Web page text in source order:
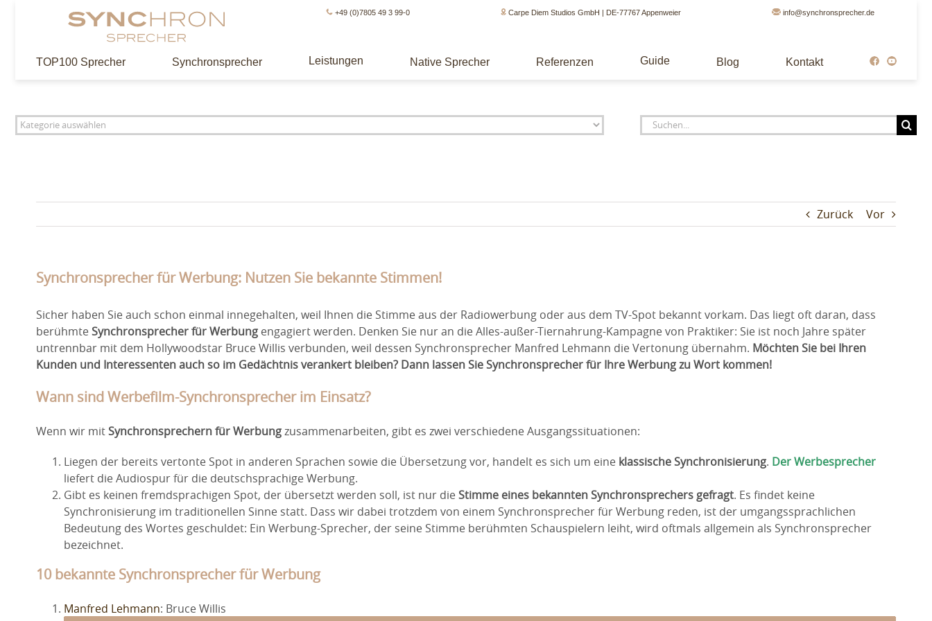
+49 (0)7805 49 3 99-0 Carpe Diem Studios GmbH | DE-77767 Appenweier info@synchronsprecher.de
TOP100 Sprecher Synchronsprecher Leistungen Native Sprecher Referenzen Guide Blog Kontakt
Suche
nach:
Zurück Vor
Synchronsprecher für Werbung: Nutzen Sie bekannte Stimmen!
Sicher haben Sie auch schon einmal innegehalten, weil Ihnen die Stimme aus der Radiowerbung oder aus dem TV-Spot bekannt vorkam. Das liegt oft daran, dass
berühmteSynchronsprecher für Werbung engagiert werden. Denken Sie nur an die Alles-außer-Tiernahrung-Kampagne von Praktiker: Sie ist noch Jahre später
untrennbar mit dem Hollywoodstar Bruce Willis verbunden, weil dessen Synchronsprecher Manfred Lehmann die Vertonung übernahm. Möchten Sie bei Ihren
Kunden und Interessenten auch so im Gedächtnis verankert bleiben? Dann lassen Sie Synchronsprecher für Ihre Werbung zu Wort kommen!
Wann sind Werbefilm-Synchronsprecher im Einsatz?
Wenn wir mitSynchronsprechern für Werbungzusammenarbeiten, gibt es zwei verschiedene Ausgangssituationen:
Liegen der bereits vertonte Spot in anderen Sprachen sowie die Übersetzung vor, handelt es sich um eine klassische Synchronisierung. Der Werbesprecher
liefert die Audiospur für die deutschsprachige Werbung.
Gibt es keinen fremdsprachigen Spot, der übersetzt werden soll, ist nur dieStimme eines bekannten Synchronsprechers gefragt. Es findet keine
Synchronisierung im traditionellen Sinne statt. Dass wir dabei trotzdem von einem Synchronsprecher für Werbung reden, ist der umgangssprachlichen
Bedeutung des Wortes geschuldet: Ein Werbung-Sprecher, der seine Stimme berühmten Schauspielern leiht, wird oftmals allgemein als Synchronsprecher
bezeichnet.
10 bekannte Synchronsprecher für Werbung
Manfred Lehmann: Bruce Willis